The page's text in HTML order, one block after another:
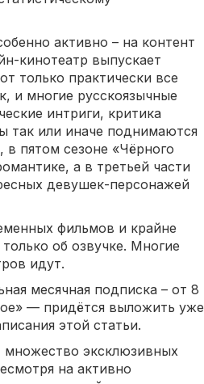
активно – на контент
кинотеатр выпускает
только практически все
и многие русскоязычные
интриги, критика
так или иначе поднимаются
пятом сезоне «Чёрного
а в третьей части
девушек-персонажей
фильмов и крайне
об озвучке. Многие
идут.
месячная подписка – от 8
— придётся выложить уже
этой статьи.
эксклюзивных
на активно